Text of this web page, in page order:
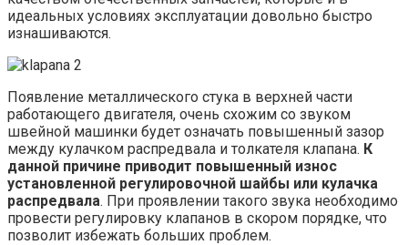
идеальных условиях эксплуатации довольно быстро
изнашиваются.
Появление металлического стука в верхней части
работающего двигателя, очень схожим со звуком
швейной машинки будет означать повышенный зазор
между кулачком распредвала и толкателя клапана. К
данной причине приводит повышенный износ
установленной регулировочной шайбы или кулачка
распредвала. При проявлении такого звука необходимо
провести регулировку клапанов в скором порядке, что
позволит избежать больших проблем.